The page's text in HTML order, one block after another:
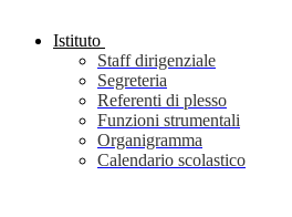
Istituto
Staff dirigenziale
Segreteria
Referenti di plesso
Funzioni strumentali
Organigramma
Calendario scolastico